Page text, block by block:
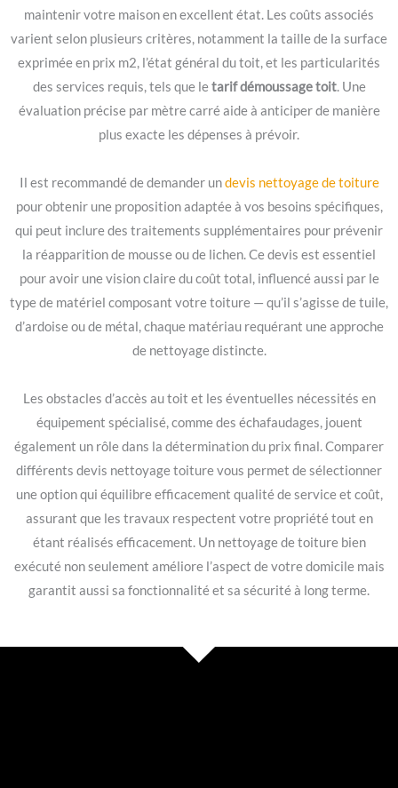
maintenir votre maison en excellent état. Les coûts associés
varient selon plusieurs critères, notamment la taille de la surface
exprimée en prix m2, l’état général du toit, et les particularités
des services requis, tels que letarif démoussage toit. Une
évaluation précise par mètre carré aide à anticiper de manière
plus exacte les dépenses à prévoir.
Il est recommandé de demander undevis nettoyage de toiture
pour obtenir une proposition adaptée à vos besoins spécifiques,
qui peut inclure des traitements supplémentaires pour prévenir
la réapparition de mousse ou de lichen. Ce devis est essentiel
pour avoir une vision claire du coût total, influencé aussi par le
type de matériel composant votre toiture — qu’il s’agisse de tuile,
d’ardoise ou de métal, chaque matériau requérant une approche
de nettoyage distincte.
Les obstacles d’accès au toit et les éventuelles nécessités en
équipement spécialisé, comme des échafaudages, jouent
également un rôle dans la détermination du prix final. Comparer
différents devis nettoyage toiture vous permet de sélectionner
une option qui équilibre efficacement qualité de service et coût,
assurant que les travaux respectent votre propriété tout en
étant réalisés efficacement. Un nettoyage de toiture bien
exécuté non seulement améliore l’aspect de votre domicile mais
garantit aussi sa fonctionnalité et sa sécurité à long terme.